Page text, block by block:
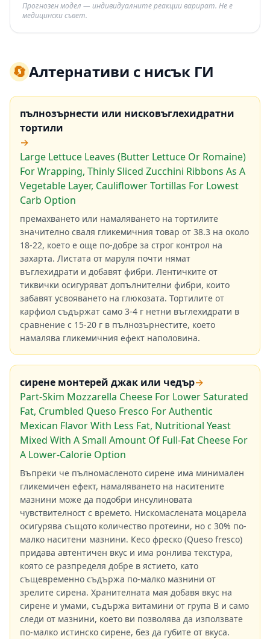
Прогнозен модел — индивидуалните реакции варират. Не е
медицински съвет.
🔄Алтернативи с нисък ГИ
пълнозърнести или нисковъглехидратни
тортили
→
Large Lettuce Leaves (Butter Lettuce Or Romaine)
For Wrapping, Thinly Sliced Zucchini Ribbons As A
Vegetable Layer, Cauliflower Tortillas For Lowest
Carb Option
премахването или намаляването на тортилите
значително сваля гликемичния товар от 38.3 на около
18-22, което е още по-добре за строг контрол на
захарта. Листата от маруля почти нямат
въглехидрати и добавят фибри. Лентичките от
тиквички осигуряват допълнителни фибри, които
забавят усвояването на глюкозата. Тортилите от
карфиол съдържат само 3-4 г нетни въглехидрати в
сравнение с 15-20 г в пълнозърнестите, което
намалява гликемичния ефект наполовина.
сирене монтерей джак или чедър→
Part-Skim Mozzarella Cheese For Lower Saturated
Fat, Crumbled Queso Fresco For Authentic
Mexican Flavor With Less Fat, Nutritional Yeast
Mixed With A Small Amount Of Full-Fat Cheese For
A Lower-Calorie Option
Въпреки че пълномасленото сирене има минимален
гликемичен ефект, намаляването на наситените
мазнини може да подобри инсулиновата
чувствителност с времето. Нискомаслената моцарела
осигурява същото количество протеини, но с 30% по-
малко наситени мазнини. Кесо фреско (Queso fresco)
придава автентичен вкус и има ронлива текстура,
която се разпределя добре в ястието, като
същевременно съдържа по-малко мазнини от
зрелите сирена. Хранителната мая добавя вкус на
сирене и умами, съдържа витамини от група B и само
следи от мазнини, което ви позволява да използвате
по-малко истинско сирене, без да губите от вкуса.